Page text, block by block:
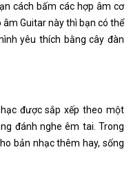
cách bấm các hợp âm cơ
Guitar này thì bạn có thể
yêu thích bằng cây đàn
được sắp xếp theo một
đánh nghe êm tai. Trong
bản nhạc thêm hay, sống